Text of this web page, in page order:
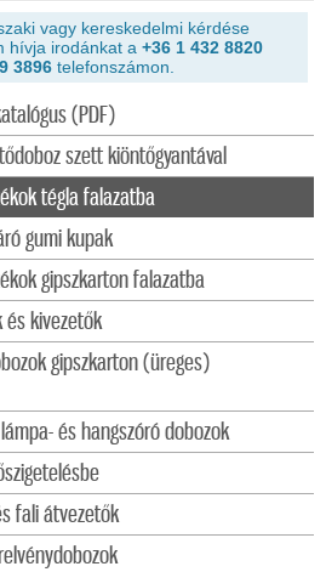
(PDF)
szett kiöntőgyantával
tégla falazatba
gumi kupak
gipszkarton falazatba
és kivezetők
gipszkarton (üreges)
és hangszóró dobozok
fali átvezetők
vagy kereskedelmi kérdése
hívja irodánkat a +36 1 432 8820
3896 telefonszámon.